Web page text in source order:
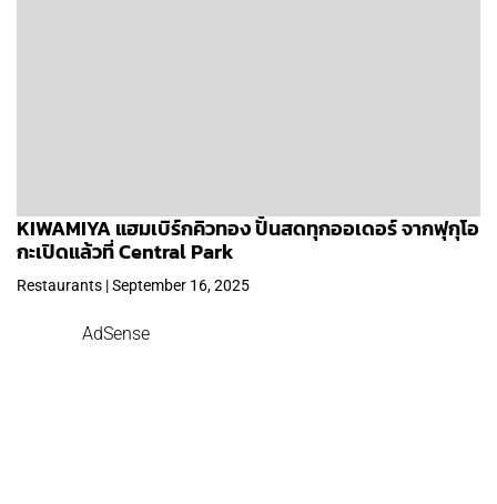
KIWAMIYA แฮมเบิร์กคิวทอง ปั้นสดทุกออเดอร์ จากฟุกุโอ
กะเปิดแล้วที่ Central Park
Restaurants | September 16, 2025
AdSense